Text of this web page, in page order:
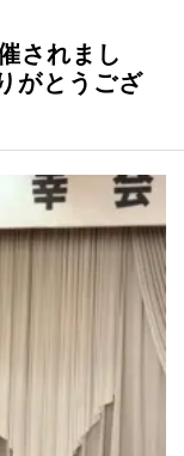
されまし
がとうござ